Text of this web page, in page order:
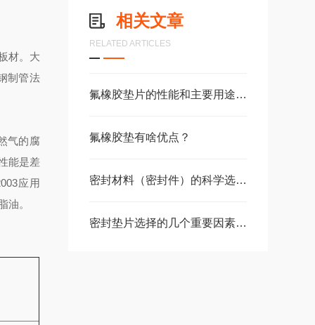
相关文章
RELATED ARTICLES
氟橡胶垫片的性能和主要用途都有哪些
氟橡胶垫有啥优点？
密封材料（密封件）的科学选用方式
密封垫片选择的几个重要因素橡胶垫片
材。大
制管法
气的腐
能是差
应用
油。